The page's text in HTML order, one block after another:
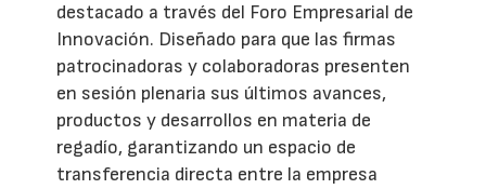
destacado a través del Foro Empresarial de
Innovación. Diseñado para que las firmas
patrocinadoras y colaboradoras presenten
en sesión plenaria sus últimos avances,
productos y desarrollos en materia de
regadío, garantizando un espacio de
transferencia directa entre la empresa